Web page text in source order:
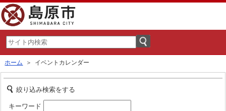
ホーム ＞ イベントカレンダー
絞り込み検索をする
キーワード